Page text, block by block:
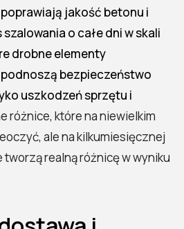
jakość betonu i
o całe dni w skali
drobne elementy
bezpieczeństwo
uszkodzeń sprzętu i
różnice, które na niewielkim
ale na kilkumiesięcznej
tworzą realną różnicę w wyniku